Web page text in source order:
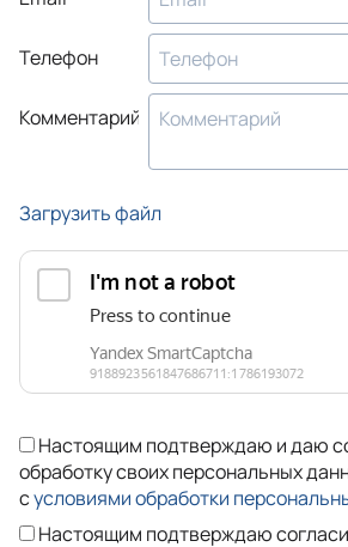
Телефон
Комментарий
Загрузить файл
Настоящим подтверждаю и даю
обработку своих персональных
сусловиями обработки
Настоящим подтверждаю